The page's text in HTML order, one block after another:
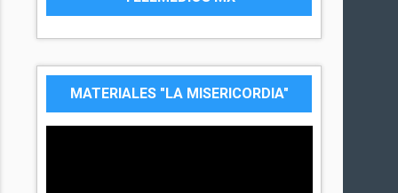
MATERIALES "LA MISERICORDIA"